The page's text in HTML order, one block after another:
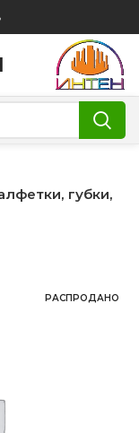
губки,
РАСПРОДАНО